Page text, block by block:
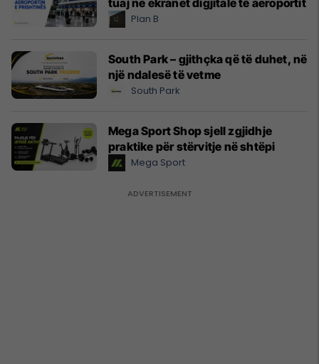
Plan B
South Park – gjithçka që të duhet, në
një ndalesë të vetme
South Park
Mega Sport Shop sjell zgjidhje
praktike për stërvitje në shtëpi
Mega Sport